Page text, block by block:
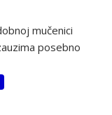
mučenici
posebno